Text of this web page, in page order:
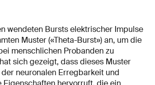
wendeten Bursts elektrischer Impulse
Muster («Theta-Burst») an, um die
menschlichen Probanden zu
sich gezeigt, dass dieses Muster
neuronalen Erregbarkeit und